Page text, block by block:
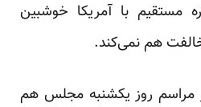
مستقیم با آمریکا خوشبین
هم نمی‌کند.
مراسم روز یکشنبه مجلس هم